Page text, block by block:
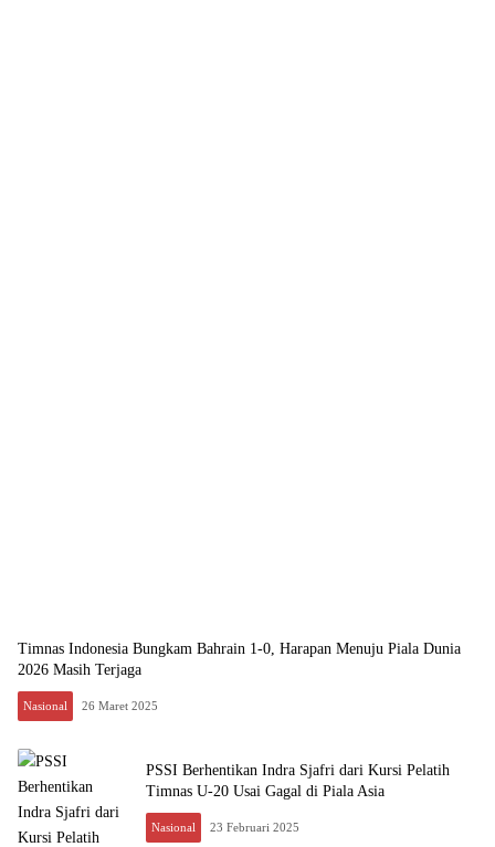
Timnas Indonesia Bungkam Bahrain 1-0, Harapan Menuju Piala Dunia
2026 Masih Terjaga
Nasional 26 Maret 2025
PSSI Berhentikan Indra Sjafri dari Kursi Pelatih
Timnas U-20 Usai Gagal di Piala Asia
Nasional 23 Februari 2025